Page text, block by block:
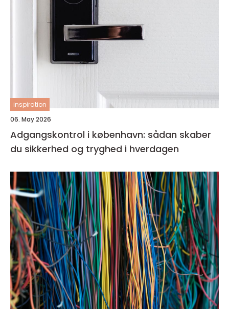
inspiration
06. May 2026
Adgangskontrol i københavn: sådan skaber
du sikkerhed og tryghed i hverdagen